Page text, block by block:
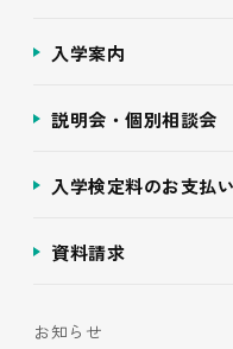
入学案内
説明会・個別相談会
入学検定料のお支払い
資料請求
お知らせ